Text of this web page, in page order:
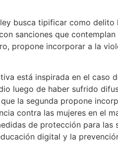
busca tipificar como delito
sanciones que
propone incorporar a la
está inspirada en el caso
luego de haber sufrido
la segunda propone
contra las mujeres en el
de protección para
digital y la